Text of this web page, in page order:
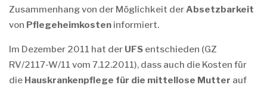
Zusammenhang von der Möglichkeit derAbsetzbarkeit
von Pflegeheimkosten informiert.
Im Dezember 2011 hat der UFS entschieden (GZ
RV/2117-W/11 vom 7.12.2011), dass auch die Kosten für
die Hauskrankenpflege für die mittellose Mutter auf